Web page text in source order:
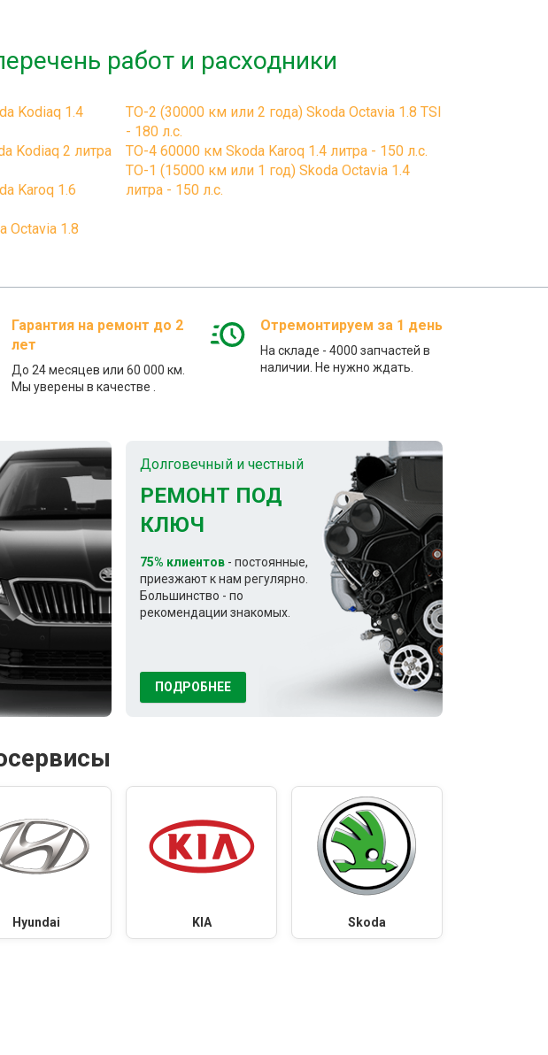
работ и расходники
Kodiaq 1.4
Kodiaq 2 литра
Karoq 1.6
Octavia 1.8
ТО-2 (30000 км или 2 года) Skoda Octavia 1.8 TSI
- 180 л.с.
ТО-4 60000 км Skoda Karoq 1.4 литра - 150 л.с.
ТО-1 (15000 км или 1 год) Skoda Octavia 1.4
литра - 150 л.с.
Гарантия на ремонт до 2
лет
До 24 месяцев или 60 000 км.
Мы уверены в качестве .
Отремонтируем за 1 день
На складе - 4000 запчастей в
наличии. Не нужно ждать.
Долговечный и честный
РЕМОНТ ПОД
КЛЮЧ
75% клиентов - постоянные,
приезжают к нам регулярно.
Большинство - по
рекомендации знакомых.
ПОДРОБНЕЕ
Hyundai KIA Skoda